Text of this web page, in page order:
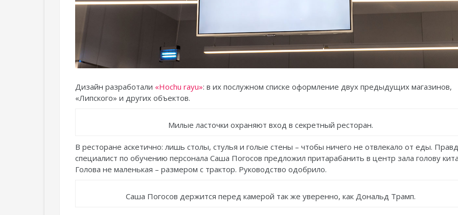
Дизайн разработали «Hochu rayu»: в их послужном списке оформление двух предыдущих магазинов,
«Липского» и других объектов.
Милые ласточки охраняют вход в секретный ресторан.
В ресторане аскетично: лишь столы, стулья и голые стены – чтобы ничего не отвлекало от еды.
специалист по обучению персонала Саша Погосов предложил притарабанить в центр зала голову
Голова не маленькая – размером с трактор. Руководство одобрило.
Саша Погосов держится перед камерой так же уверенно, как Дональд Трамп.